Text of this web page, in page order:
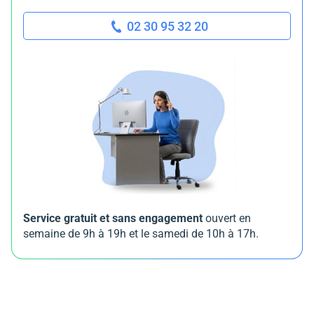
02 30 95 32 20
Service gratuit et sans engagement ouvert en
semaine de 9h à 19h et le samedi de 10h à 17h.